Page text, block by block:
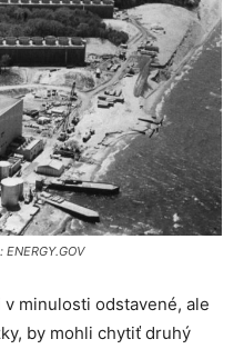
minulosti odstavené, ale
by mohli chytiť druhý